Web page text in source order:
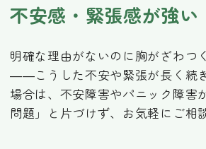
不安感・緊張感が強い
明確な理由がないのに胸がざわつ
——こうした不安や緊張が長く続
場合は、不安障害やパニック障害
問題」と片づけず、お気軽にご相